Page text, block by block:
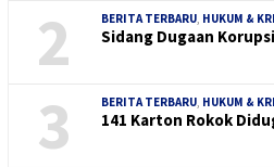
2 BERITA TERBARU, HUKUM &
Sidang Dugaan
3 BERITA TERBARU, HUKUM &
141 Karton Rokok